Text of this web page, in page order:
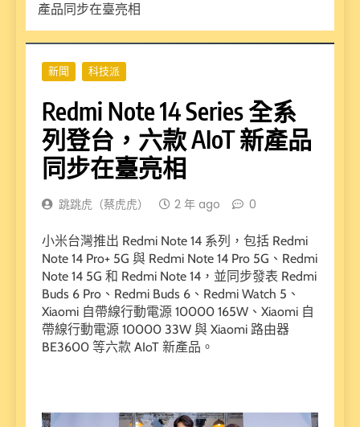
產品同步在臺亮相
新聞 科技派
Redmi Note 14 Series 全系
列登台，六款 AIoT 新產品
同步在臺亮相
跳跳虎（蔡虎虎） 2 年 ago 0
小米台灣推出 Redmi Note 14 系列，包括 Redmi
Note 14 Pro+ 5G 與 Redmi Note 14 Pro 5G、Redmi
Note 14 5G 和 Redmi Note 14，並同步發表 Redmi
Buds 6 Pro、Redmi Buds 6、Redmi Watch 5、
Xiaomi 自帶線行動電源 10000 165W、Xiaomi 自
帶線行動電源 10000 33W 與 Xiaomi 路由器
BE3600 等六款 AIoT 新產品。